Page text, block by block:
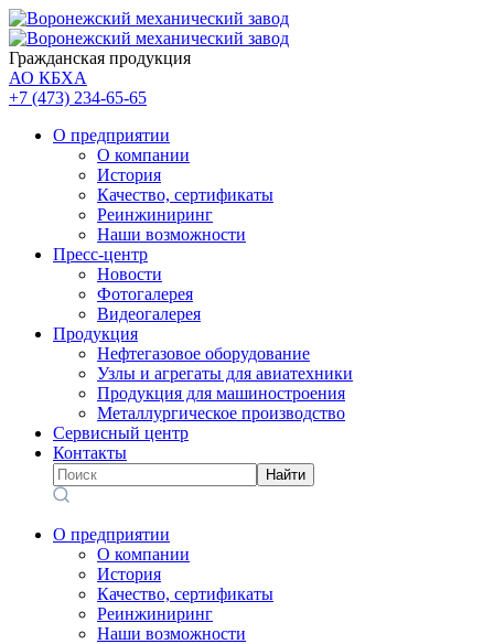
Гражданская продукция
АО КБХА
+7 (473) 234-65-65
О предприятии
О компании
История
Качество, сертификаты
Реинжиниринг
Наши возможности
Пресс-центр
Новости
Фотогалерея
Видеогалерея
Продукция
Нефтегазовое оборудование
Узлы и агрегаты для авиатехники
Продукция для машиностроения
Металлургическое производство
Сервисный центр
Контакты
Найти
О предприятии
О компании
История
Качество, сертификаты
Реинжиниринг
Наши возможности